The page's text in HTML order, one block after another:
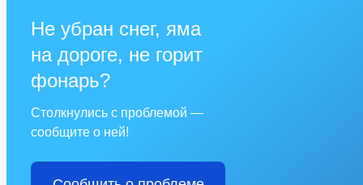
Не убран снег, яма
на дороге, не горит
фонарь?
Столкнулись с проблемой —
сообщите о ней!